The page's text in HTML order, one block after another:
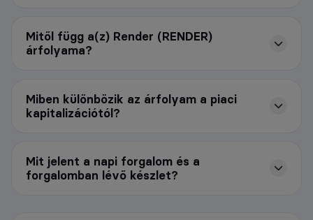
Mitől függ a(z) Render (RENDER)
árfolyama?
Miben különbözik az árfolyam a piaci
kapitalizációtól?
Mit jelent a napi forgalom és a
forgalomban lévő készlet?